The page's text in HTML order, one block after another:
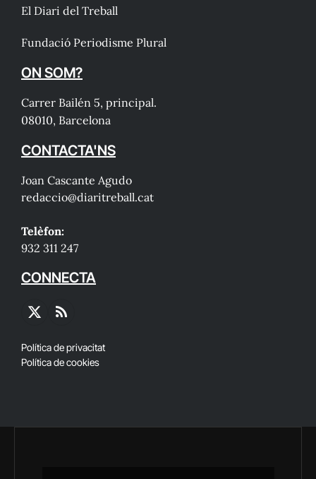
El Diari del Treball
Fundació Periodisme Plural
ON SOM?
Carrer Bailén 5, principal.
08010, Barcelona
CONTACTA'NS
Joan Cascante Agudo
redaccio@diaritreball.cat
Telèfon:
932 311 247
CONNECTA
X
RSS
Política de privacitat
Política de cookies